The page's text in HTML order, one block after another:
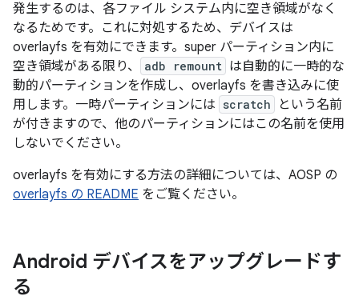
発生するのは、各ファイル システム内に空き領域がなく
なるためです。これに対処するため、デバイスは
overlayfs を有効にできます。super パーティション内に
空き領域がある限り、
adb remount は自動的に一時的な
動的パーティションを作成し、overlayfs を書き込みに使
用します。一時パーティションには scratch
という名前
が付きますので、他のパーティションにはこの名前を使用
しないでください。
overlayfs を有効にする方法の詳細については、AOSP の
overlayfs の README をご覧ください。
Android デバイスをアップグレードす
る